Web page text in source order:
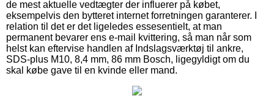
de mest aktuelle vedtægter der influerer på købet,
eksempelvis den bytteret internet forretningen garanterer. I
relation til det er det ligeledes essesentielt, at man
permanent bevarer ens e-mail kvittering, så man når som
helst kan eftervise handlen af Indslagsværktøj til ankre,
SDS-plus M10, 8,4 mm, 86 mm Bosch, ligegyldigt om du
skal købe gave til en kvinde eller mand.